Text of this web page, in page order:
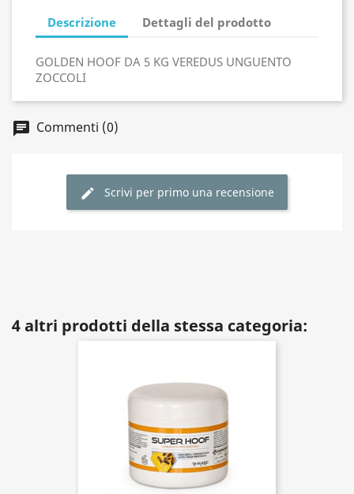
Descrizione Dettagli del prodotto
GOLDEN HOOF DA 5 KG VEREDUS UNGUENTO
ZOCCOLI
Commenti (0)
Scrivi per primo una recensione
4 altri prodotti della stessa categoria: